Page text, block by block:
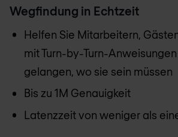
Wegfindung in Echtzeit
Helfen Sie Mitarbeitern,
mit Turn-by-Turn-
gelangen, wo sie sein müssen
Bis zu 1M Genauigkeit
Latenzzeit von weniger als